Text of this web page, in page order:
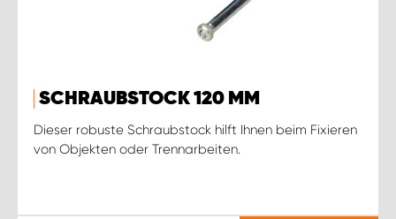
SCHRAUBSTOCK 120 MM
Dieser robuste Schraubstock hilft Ihnen beim Fixieren
von Objekten oder Trennarbeiten.